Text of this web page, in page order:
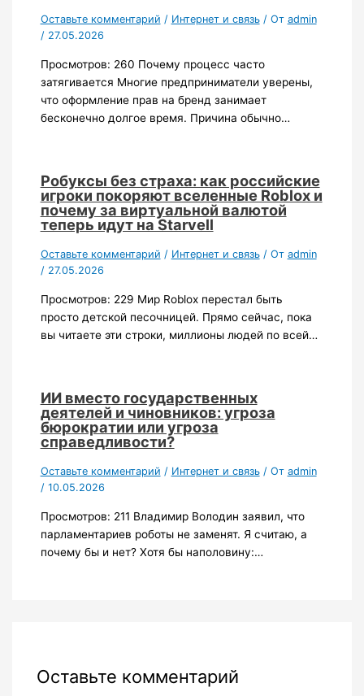
Оставьте комментарий / Интернет и связь/ От admin
/ 27.05.2026
Просмотров: 260 Почему процесс часто
затягивается Многие предприниматели уверены,
что оформление прав на бренд занимает
бесконечно долгое время. Причина обычно…
Робуксы без страха: как российские
игроки покоряют вселенные Roblox и
почему за виртуальной валютой
теперь идут на Starvell
Оставьте комментарий / Интернет и связь/ От admin
/ 27.05.2026
Просмотров: 229 Мир Roblox перестал быть
просто детской песочницей. Прямо сейчас, пока
вы читаете эти строки, миллионы людей по всей…
ИИ вместо государственных
деятелей и чиновников: угроза
бюрократии или угроза
справедливости?
Оставьте комментарий / Интернет и связь/ От admin
/ 10.05.2026
Просмотров: 211 Владимир Володин заявил, что
парламентариев роботы не заменят. Я считаю, а
почему бы и нет? Хотя бы наполовину:…
Оставьте комментарий